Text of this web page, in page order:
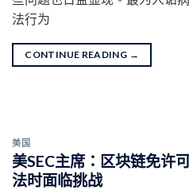
法行为
CONTINUE READING →
美国
美SEC主席：区块链免许
法时面临挑战